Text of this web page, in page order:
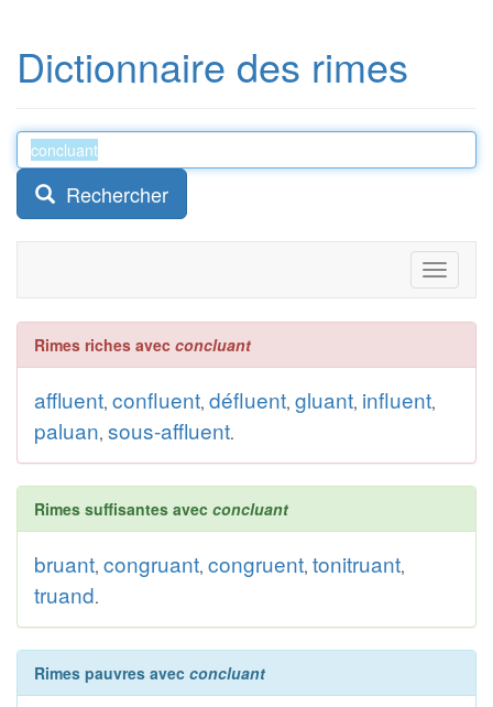
Dictionnaire des rimes
Rechercher
Toggle
Rimes riches avec concluant
affluent, confluent, défluent, gluant, influent,
paluan, sous-affluent.
Rimes suffisantes avec concluant
bruant, congruant, congruent, tonitruant,
truand.
Rimes pauvres avec concluant